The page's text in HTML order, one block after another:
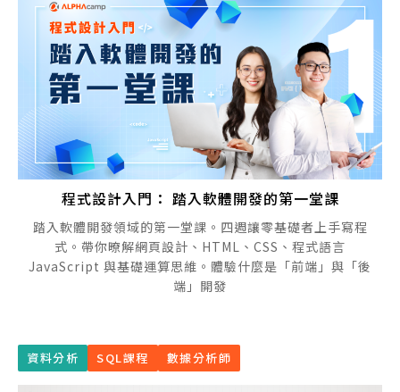
程式設計入門： 踏入軟體開發的第一堂課
踏入軟體開發領域的第一堂課。四週讓零基礎者上手寫程
式。帶你暸解網頁設計、HTML、CSS、程式語言
JavaScript 與基礎運算思維。體驗什麼是「前端」與「後
端」開發
資料分析 SQL課程 數據分析師